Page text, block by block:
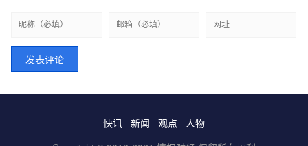
快讯 新闻 观点
人物